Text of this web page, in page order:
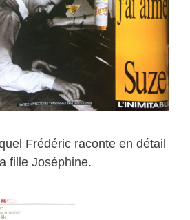
Frédéric raconte en détail
fille Joséphine.